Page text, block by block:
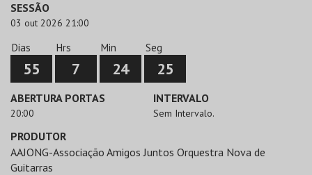
SESSÃO
03 out 2026 21:00
Dias
55
Hrs
7
Min
24
Seg
25
ABERTURA PORTAS
20:00
INTERVALO
Sem Intervalo.
PRODUTOR
AAJONG-Associação Amigos Juntos Orquestra Nova de
Guitarras